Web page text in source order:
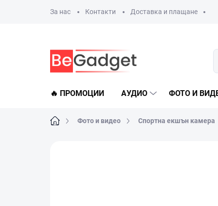
За нас Контакти Доставка и плащане
🔥 ПРОМОЦИИ АУДИО ФОТО И
НачалоФото и видео Спортна екшън камера